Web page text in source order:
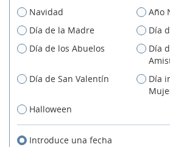
Navidad
Año
Día de la Madre
Día
Día de los Abuelos
Día
Día de San Valentín
Día
Halloween
Introduce una fecha